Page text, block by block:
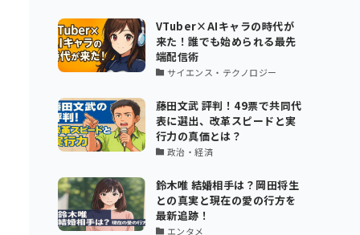
VTuber×AIキャラの時代が
来た！誰でも始められる最先
端配信術
サイエンス・テクノロジー
藤田文武 評判！49票で共同代
表に選出、改革スピードと実
行力の真価とは？
政治・経済
鈴木唯 結婚相手は？岡田将生
との真実と現在の愛の行方を
最新追跡！
エンタメ